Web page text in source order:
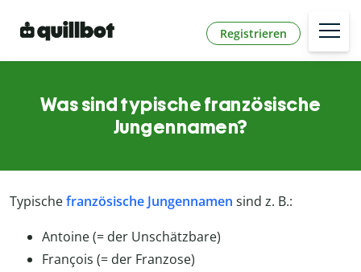
Registrieren
Was sind typische französische
Jungennamen?
Typischefranzösische Jungennamen sind z. B.:
Antoine (= der Unschätzbare)
François (= der Franzose)